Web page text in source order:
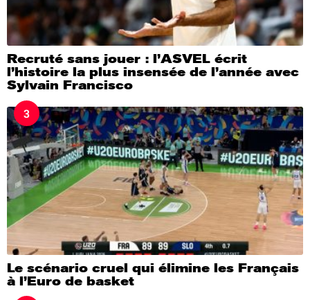
Recruté sans jouer : l’ASVEL écrit
l’histoire la plus insensée de l’année avec
Sylvain Francisco
3
Le scénario cruel qui élimine les Français
à l’Euro de basket